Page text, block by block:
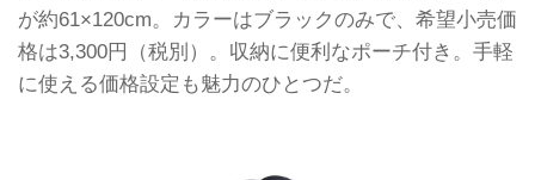
が約61×120cm。カラーはブラックのみで、希望小売価
格は3,300円（税別）。収納に便利なポーチ付き。手軽
に使える価格設定も魅力のひとつだ。